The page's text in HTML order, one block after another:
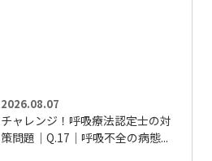
2026.08.07
チャレンジ！呼吸療法認定士の対
策問題｜Q.17｜呼吸不全の病態...